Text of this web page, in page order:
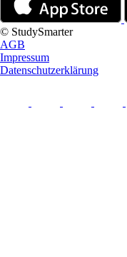
© StudySmarter
AGB
Impressum
Datenschutzerklärung